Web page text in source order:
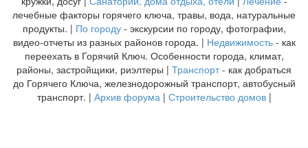
лечебные факторы горячего ключа, травы, вода, натуральные
продукты. | По городу- экскурсии по городу, фотографии,
видео-отчеты из разных районов города. | Недвижимость- как
переехать в Горячий Ключ. Особенности города, климат,
районы, застройщики, риэлтеры | Транспорт- как добраться
до Горячего Ключа, железнодорожный транспорт, автобусный
транспорт. | Архив форума | Строительство домов|